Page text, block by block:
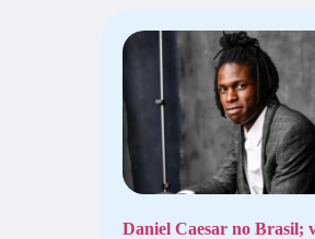
Daniel Caesar no Brasil;